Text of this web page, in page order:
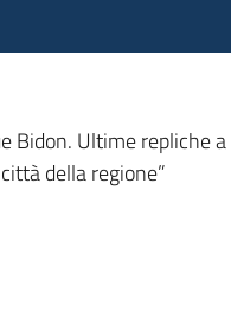
Ultime repliche a
della regione”